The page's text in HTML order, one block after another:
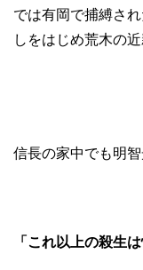
では有岡で捕縛さ
しをはじめ荒木の
信長の家中でも明
「これ以上の殺生